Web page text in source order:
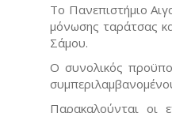
Το Πανεπιστήμιο
μόνωσης ταράτσας
Σάμου.
Ο συνολικός
Παρακαλούνται οι